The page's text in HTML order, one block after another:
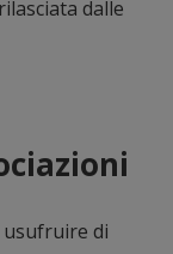
dalle
usufruire di